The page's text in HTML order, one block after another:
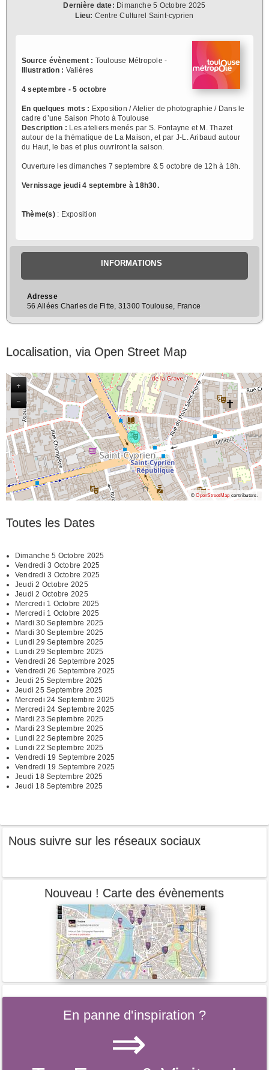
Dernière date: Dimanche 5 Octobre 2025
Lieu: Centre Culturel Saint-cyprien
Source évènement : Toulouse Métropole -
Illustration : Valières
4 septembre - 5 octobre
En quelques mots : Exposition / Atelier de photographie / Dans le
cadre d’une Saison Photo à Toulouse
Description : Les ateliers menés par S. Fontayne et M. Thazet
autour de la thématique de La Maison, et par J-L. Aribaud autour
du Haut, le bas et plus ouvriront la saison.
Ouverture les dimanches 7 septembre & 5 octobre de 12h à 18h.
Vernissage jeudi 4 septembre à 18h30.
Thème(s): Exposition
INFORMATIONS
Adresse
56 Allées Charles de Fitte, 31300 Toulouse, France
Localisation, via Open Street Map
+
−
©OpenStreetMap contributors.
Toutes les Dates
Dimanche 5 Octobre 2025
Vendredi 3 Octobre 2025
Vendredi 3 Octobre 2025
Jeudi 2 Octobre 2025
Jeudi 2 Octobre 2025
Mercredi 1 Octobre 2025
Mercredi 1 Octobre 2025
Mardi 30 Septembre 2025
Mardi 30 Septembre 2025
Lundi 29 Septembre 2025
Lundi 29 Septembre 2025
Vendredi 26 Septembre 2025
Vendredi 26 Septembre 2025
Jeudi 25 Septembre 2025
Jeudi 25 Septembre 2025
Mercredi 24 Septembre 2025
Mercredi 24 Septembre 2025
Mardi 23 Septembre 2025
Mardi 23 Septembre 2025
Lundi 22 Septembre 2025
Lundi 22 Septembre 2025
Vendredi 19 Septembre 2025
Vendredi 19 Septembre 2025
Jeudi 18 Septembre 2025
Jeudi 18 Septembre 2025
Nous suivre sur les réseaux sociaux
Nouveau ! Carte des évènements
En panne d'inspiration ?
⇒